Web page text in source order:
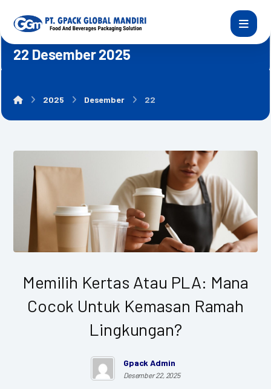
22 Desember 2025
2025 Desember 22
Memilih Kertas Atau PLA: Mana
Cocok Untuk Kemasan Ramah
Lingkungan?
Gpack Admin
Desember 22, 2025